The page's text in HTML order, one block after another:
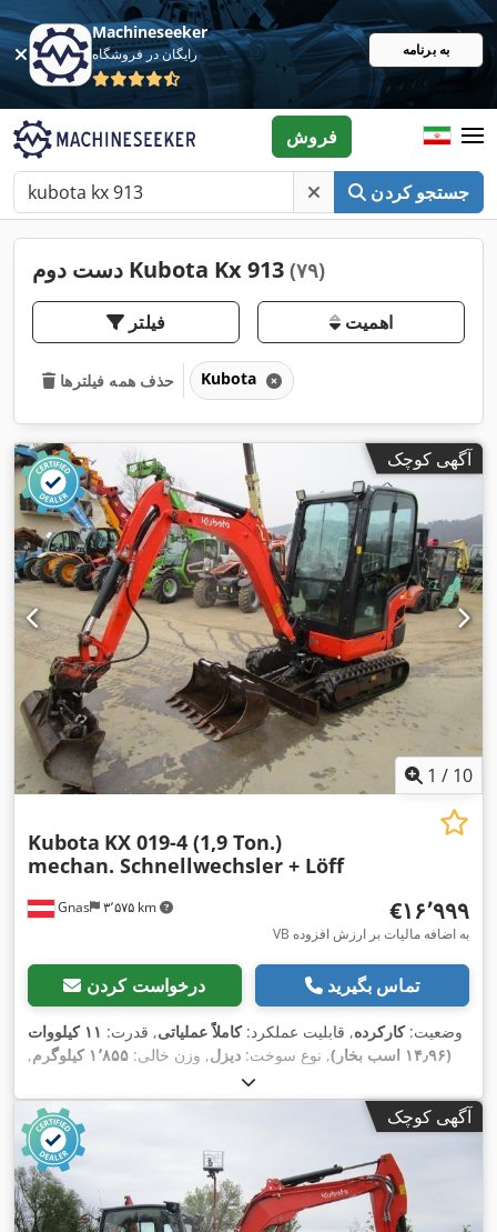
Machineseeker
رایگان در فروشگاه به برنامه
جستجو کردن
فروش
دست دوم Kubota Kx 913 (۷۹)
فیلتر اهمیت
حذف همه فیلترها Kubota
آگهی کوچک
1 / 10
Gnas ۳٬۵۷۵ km
Kubota KX 019-4 (1,9 Ton.)
mechan. Schnellwechsler + Löff
‎€۱۶٬۹۹۹
VB به اضافه مالیات بر ارزش افزوده
درخواست کردن تماس بگیرید
وضعیت:کارکرده, قابلیت عملکرد:کاملاً عملیاتی, قدرت:
۱۱ کیلووات
(۱۴٫۹۶ اسب بخار)
, نوع سوخت: دیزل, وزن خالی: ۱٬۸۵۵ کیلوگرم
,
سال ساخت:
قدرت:Diesel,
آگهی کوچک